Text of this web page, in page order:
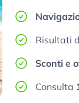
Risultati
Sconti e
Consulta